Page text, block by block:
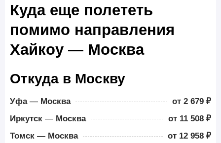
Куда еще полететь
помимо направления
Хайкоу — Москва
Откуда в Москву
Уфа— Москва
от 2 679 ₽
Иркутск — Москва
от 11 508 ₽
Томск — Москва
от 12 958 ₽